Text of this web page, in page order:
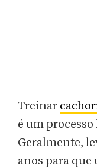
Treinar
é um
Geralmente,
anos para que